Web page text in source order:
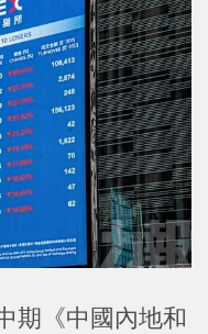
期《中國內地和